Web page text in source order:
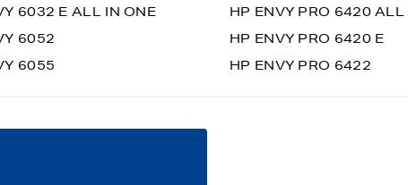
6032 E ALL IN ONE
6052
6055
HP ENVY PRO 6420 ALL
HP ENVY PRO 6420 E
HP ENVY PRO 6422